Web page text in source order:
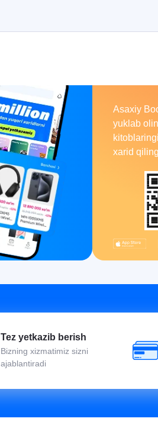
Asaxiy
yuklab
xarid
Tez yetkazib berish
Bizning xizmatimiz sizni
ajablantiradi